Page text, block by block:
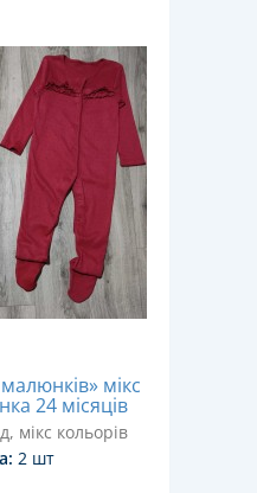
мікс
24 місяців
мікс кольорів
2 шт